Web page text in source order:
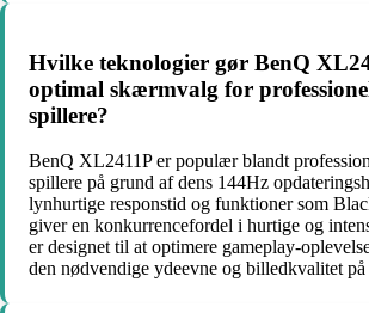
Hvilke teknologier gør BenQ
optimal skærmvalg for
spillere?
BenQ XL2411P er populær blandt
spillere på grund af dens 144Hz
lynhurtige responstid og funktioner som
giver en konkurrencefordel i hurtige og
er designet til at optimere gameplay-
den nødvendige ydeevne og billedkvalitet på